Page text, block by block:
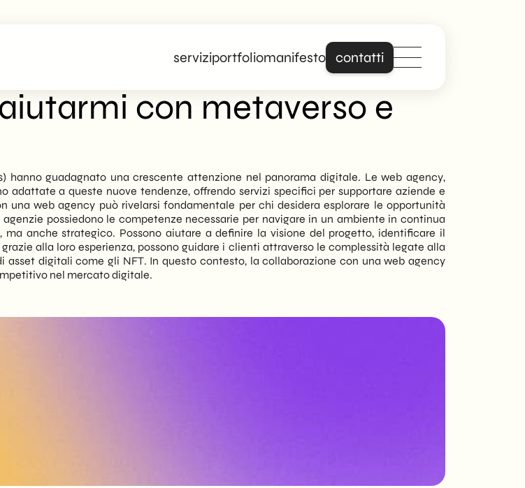
serviziportfoliomanifesto contatti
parla davvero di
te.
Forte di anni di
esperienza nella
responsive, offriamo
con metaverso e
hanno guadagnato una crescente attenzione nel panorama digitale. Le web agency,
a queste nuove tendenze, offrendo servizi specifici per supportare aziende e
una web agency può rivelarsi fondamentale per chi desidera esplorare le opportunità
possiedono le competenze necessarie per navigare in un ambiente in continua
anche strategico. Possono aiutare a definire la visione del progetto, identificare il
alla loro esperienza, possono guidare i clienti attraverso le complessità legate alla
digitali come gli NFT. In questo contesto, la collaborazione con una web agency
nel mercato digitale.